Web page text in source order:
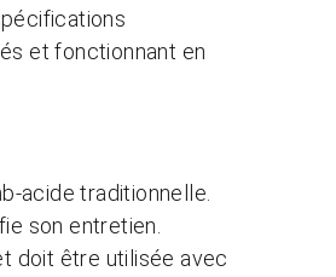
et fonctionnant en
acide traditionnelle.
son entretien.
doit être utilisée avec